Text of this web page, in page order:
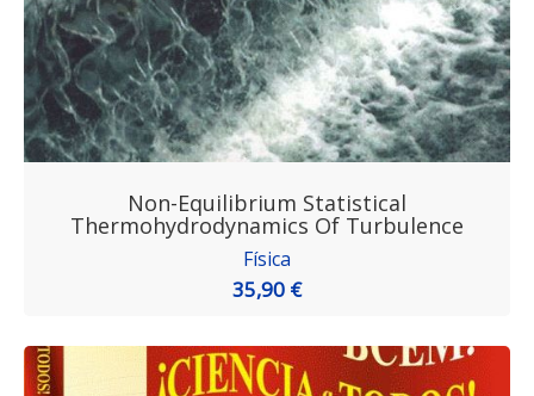
Non-Equilibrium Statistical
Thermohydrodynamics Of Turbulence
Física
35,90 €